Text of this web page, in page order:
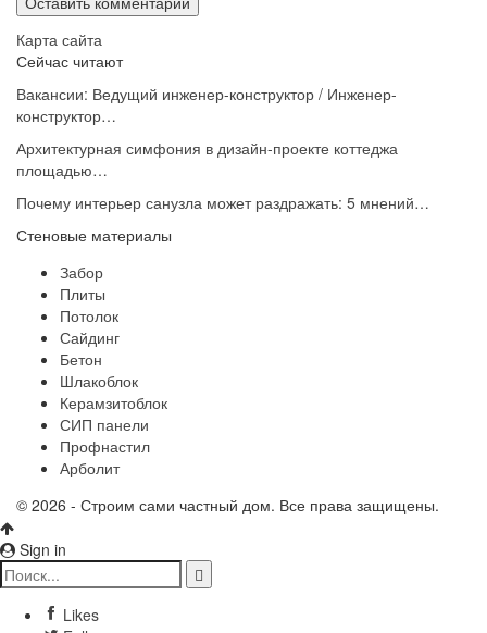
Карта сайта
Сейчас читают
Вакансии: Ведущий инженер-конструктор / Инженер-
конструктор…
Архитектурная симфония в дизайн-проекте коттеджа
площадью…
Почему интерьер санузла может раздражать: 5 мнений…
Стеновые материалы
Забор
Плиты
Потолок
Сайдинг
Бетон
Шлакоблок
Керамзитоблок
СИП панели
Профнастил
Арболит
© 2026 - Строим сами частный дом. Все права защищены.
Sign in
Likes